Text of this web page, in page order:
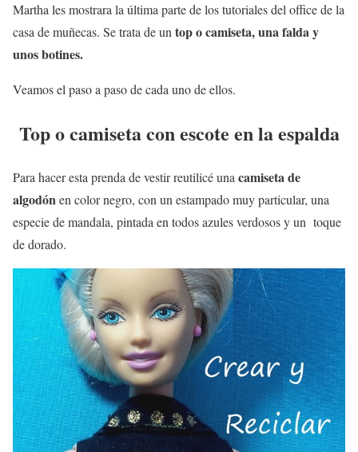
Martha les mostrara la última parte de los tutoriales del office de la
casa de muñecas. Se trata de un top o camiseta, una falda y
unos botines.
Veamos el paso a paso de cada uno de ellos.
Top o camiseta con escote en la espalda
Para hacer esta prenda de vestir reutilicé una camiseta de
algodón en color negro, con un estampado muy particular, una
especie de mandala, pintada en todos azules verdosos y un toque
de dorado.